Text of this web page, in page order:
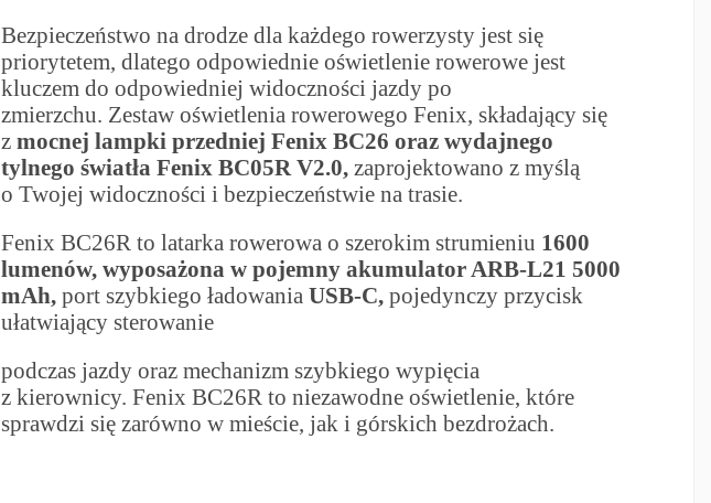
Bezpieczeństwo na drodze dla każdego rowerzysty jest się
priorytetem, dlatego odpowiednie oświetlenie rowerowe jest
kluczem do odpowiedniej widoczności jazdy po
zmierzchu. Zestaw oświetlenia rowerowego Fenix, składający się
z mocnej lampki przedniej Fenix BC26 oraz wydajnego
tylnego światła Fenix BC05R V2.0,zaprojektowano z myślą
o Twojej widoczności i bezpieczeństwie na trasie.
Fenix BC26R to latarka rowerowa o szerokim strumieniu 1600
lumenów, wyposażona w pojemny akumulator ARB-L21 5000
mAh,port szybkiego ładowania USB-C,pojedynczy przycisk
ułatwiający sterowanie
podczas jazdy oraz mechanizm szybkiego wypięcia
z kierownicy. Fenix BC26R to niezawodne oświetlenie, które
sprawdzi się zarówno w mieście, jak i górskich bezdrożach.